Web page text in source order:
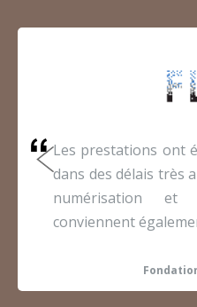
Les prestations ont
dans des délais très
numérisation
conviennent